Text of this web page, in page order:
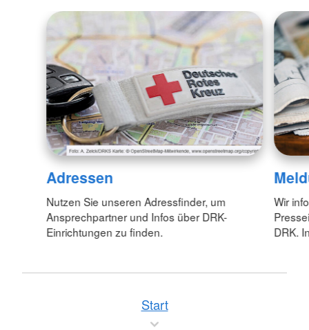
Adressen
Nutzen Sie unseren Adressfinder, um
Ansprechpartner und Infos über DRK-
Einrichtungen zu finden.
Wir
DRK.
Start